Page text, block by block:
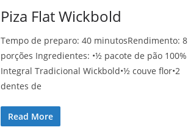
Piza Flat Wickbold
Tempo de preparo: 40 minutosRendimento: 8
porções Ingredientes: •½ pacote de pão 100%
Integral Tradicional Wickbold•½ couve flor•2
dentes de
Read More